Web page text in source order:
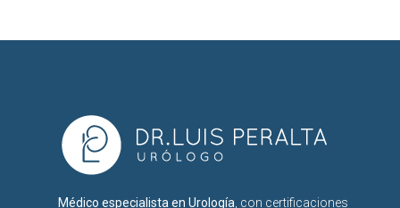
Médico especialista en Urología , con certificaciones